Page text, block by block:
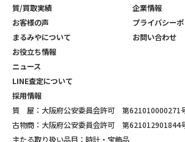
質/買取実績
お客様の声
まるみやについて
お役立ち情報
ニュース
LINE査定について
採用情報
企業情報
プライバシー
お問い合わせ
質 屋：大阪府公安委員会許可 第621010000271
古物商：大阪府公安委員会許可 第621012901844
主たる取り扱い品目：時計・宝飾品